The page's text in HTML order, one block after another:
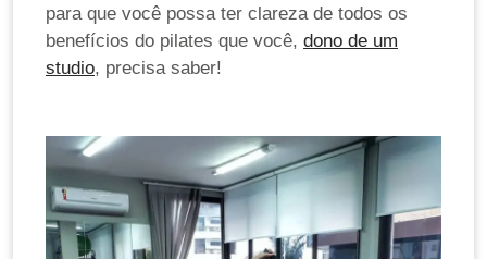
para que você possa ter clareza de todos os
benefícios do pilates que você, dono de um
studio, precisa saber!